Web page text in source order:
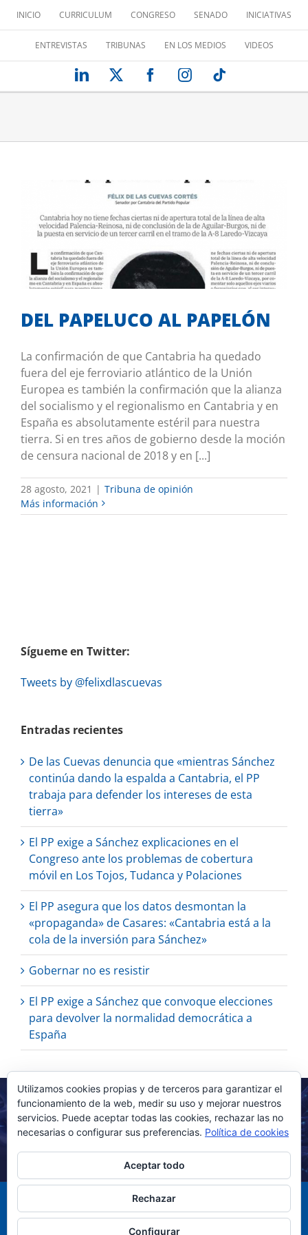
contenido
INICIO CURRICULUM CONGRESO SENADO INICIATIVAS
ENTREVISTAS TRIBUNAS EN LOS MEDIOS VIDEOS
LinkedIn FacebookInstagram
DEL PAPELUCO AL PAPELÓN
Tribuna de opinión
DEL PAPELUCO AL PAPELÓN
La confirmación de que Cantabria ha quedado
fuera del eje ferroviario atlántico de la Unión
Europea es también la confirmación que la alianza
del socialismo y el regionalismo en Cantabria y en
España es absolutamente estéril para nuestra
tierra. Si en tres años de gobierno desde la moción
de censura nacional de 2018 y en [...]
28 agosto, 2021 | Tribuna de opinión
Más información
Sígueme en Twitter:
Tweets by @felixdlascuevas
Entradas recientes
De las Cuevas denuncia que «mientras Sánchez
continúa dando la espalda a Cantabria, el PP
trabaja para defender los intereses de esta
tierra»
El PP exige a Sánchez explicaciones en el
Congreso ante los problemas de cobertura
móvil en Los Tojos, Tudanca y Polaciones
El PP asegura que los datos desmontan la
«propaganda» de Casares: «Cantabria está a la
cola de la inversión para Sánchez»
Gobernar no es resistir
El PP exige a Sánchez que convoque elecciones
para devolver la normalidad democrática a
España
Utilizamos cookies propias y de terceros para garantizar el
funcionamiento de la web, medir su uso y mejorar nuestros
servicios. Puede aceptar todas las cookies, rechazar las no
necesarias o configurar sus preferencias. Política de cookies
Aceptar todo
Rechazar
Configurar